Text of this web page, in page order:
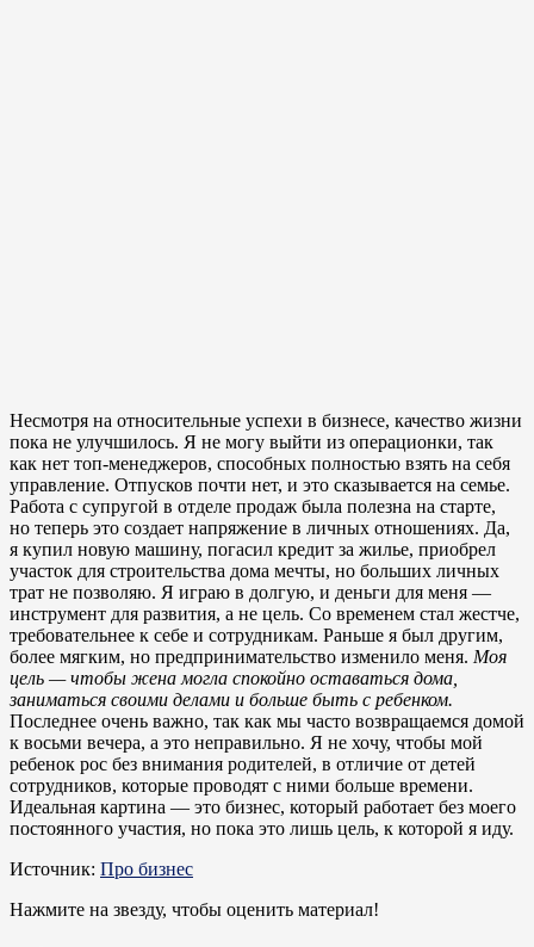
Несмотря на относительные успехи в бизнесе, качество жизни
пока не улучшилось. Я не могу выйти из операционки, так
как нет топ-менеджеров, способных полностью взять на себя
управление. Отпусков почти нет, и это сказывается на семье.
Работа с супругой в отделе продаж была полезна на старте,
но теперь это создает напряжение в личных отношениях. Да,
я купил новую машину, погасил кредит за жилье, приобрел
участок для строительства дома мечты, но больших личных
трат не позволяю. Я играю в долгую, и деньги для меня —
инструмент для развития, а не цель. Со временем стал жестче,
требовательнее к себе и сотрудникам. Раньше я был другим,
более мягким, но предпринимательство изменило меня. Моя
цель — чтобы жена могла спокойно оставаться дома,
заниматься своими делами и больше быть с ребенком.
Последнее очень важно, так как мы часто возвращаемся домой
к восьми вечера, а это неправильно. Я не хочу, чтобы мой
ребенок рос без внимания родителей, в отличие от детей
сотрудников, которые проводят с ними больше времени.
Идеальная картина — это бизнес, который работает без моего
постоянного участия, но пока это лишь цель, к которой я иду.
Источник: Про бизнес
Нажмите на звезду, чтобы оценить материал!